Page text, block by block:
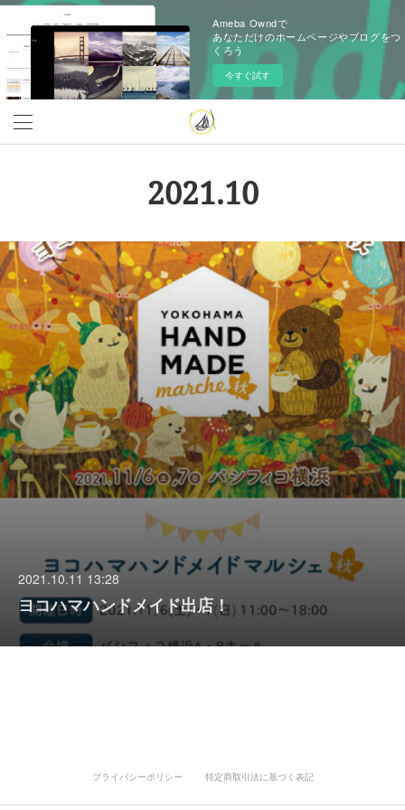
Ameba Owndで
あなただけのホームページやブログをつ
くろう
今すぐ試す
2021.10
2021.10.11 13:28
ヨコハマハンドメイド出店！
プライバシーポリシー 特定商取引法に基づく表記